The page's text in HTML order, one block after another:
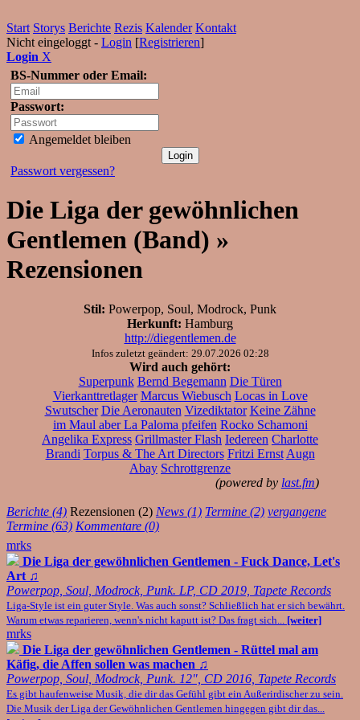
Start Storys Berichte Rezis Kalender Kontakt
Nicht eingeloggt - Login [Registrieren]
Login X
BS-Nummer oder Email:
Passwort:
Angemeldet bleiben
Passwort vergessen?
Die Liga der gewöhnlichen
Gentlemen (Band) »
Rezensionen
Stil: Powerpop, Soul, Modrock, Punk
Herkunft: Hamburg
http://diegentlemen.de
Infos zuletzt geändert: 29.07.2026 02:28
Wird auch gehört:
Superpunk Bernd Begemann Die Türen
Vierkanttretlager Marcus Wiebusch Locas in Love
Swutscher Die Aeronauten Vizediktator Keine Zähne
im Maul aber La Paloma pfeifen Rocko Schamoni
Angelika Express Grillmaster Flash Iedereen Charlotte
Brandi Torpus & The Art Directors Fritzi Ernst Augn
Abay Schrottgrenze
(powered by last.fm)
Berichte (4) Rezensionen (2) News (1) Termine (2) vergangene
Termine (63) Kommentare (0)
mrks
Die Liga der gewöhnlichen Gentlemen - Fuck Dance, Let's
Art ♫
Powerpop, Soul, Modrock, Punk. LP, CD 2019, Tapete Records
Liga-Style ist ein guter Style. Was auch sonst? Schließlich hat er sich bewährt.
Warum etwas reparieren, wenn's nicht kaputt ist? Das fragt sich... [weiter]
mrks
Die Liga der gewöhnlichen Gentlemen - Rüttel mal am
Käfig, die Affen sollen was machen ♫
Powerpop, Soul, Modrock, Punk. 12", CD 2016, Tapete Records
Es gibt haufenweise Musik, die dir das Gefühl gibt ein Außerirdischer zu sein.
Die Musik der Liga der Gewöhnlichen Gentlemen hingegen gibt dir das...